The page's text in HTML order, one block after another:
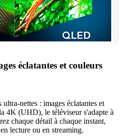
éclatantes et couleurs
nettes : images éclatantes et
4K (UHD), le téléviseur s'adapte à
chaque détail à chaque instant,
lecture ou en streaming.